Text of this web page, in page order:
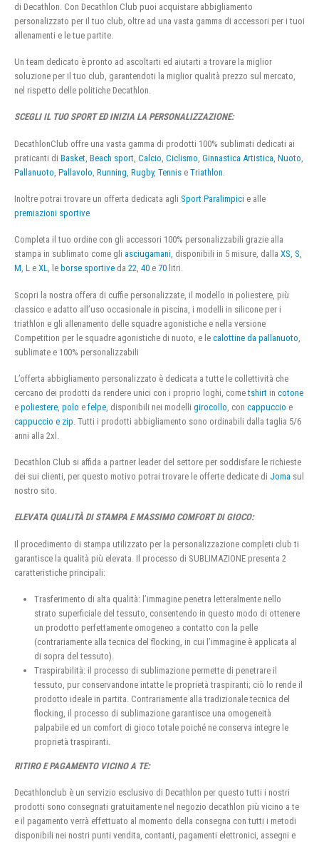
di Decathlon. Con Decathlon Club puoi acquistare abbigliamento
personalizzato per il tuo club, oltre ad una vasta gamma di accessori per i tuoi
allenamenti e le tue partite.
Un team dedicato è pronto ad ascoltarti ed aiutarti a trovare la miglior
soluzione per il tuo club, garantendoti la miglior qualità prezzo sul mercato,
nel rispetto delle politiche Decathlon.
SCEGLI IL TUO SPORT ED INIZIA LA PERSONALIZZAZIONE:
DecathlonClub offre una vasta gamma di prodotti 100% sublimati dedicati ai
praticanti di Basket Beach sport Calcio Ciclismo Ginnastica Artistica Nuoto
Pallanuoto Pallavolo Running Rugby, Tennis e Triathlon
Inoltre potrai trovare un offerta dedicata agli Sport Paralimpici e alle
premiazioni sportive
Completa il tuo ordine con gli accessori 100% personalizzabili grazie alla
stampa in sublimato come gli asciugamani, disponibili in 5 misure, dalla XS, S,
M, L e XL, le borse sportive da 22, 40 e 70 litri.
Scopri la nostra offera di cuffie personalizzate, il modello in poliestere, più
classico e adatto all’uso occasionale in piscina, i modelli in silicone per i
triathlon e gli allenamento delle squadre agonistiche e nella versione
Competition per le squadre agonistiche di nuoto, e le calottine da pallanuoto
sublimate e 100% personalizzabili
L’offerta abbigliamento personalizzato è dedicata a tutte le collettività che
cercano dei prodotti da rendere unici con i proprio loghi, cometshirt in cotone
e poliestere polo e felpe , disponibili nei modelli girocollo , con cappuccio e
cappuccio e zip . Tutti i prodotti abbigliamento sono ordinabili dalla taglia 5/6
anni alla 2xl.
Decathlon Club si affida a partner leader del settore per soddisfare le richieste
dei sui clienti, per questo motivo potrai trovare le offerte dedicate di Joma sul
nostro sito.
ELEVATA QUALITÀ DI STAMPA E MASSIMO COMFORT DI GIOCO:
Il procedimento di stampa utilizzato per la personalizzazione completi club ti
garantisce la qualità più elevata. Il processo di SUBLIMAZIONE presenta 2
caratteristiche principali:
Trasferimento di alta qualità: l’immagine penetra letteralmente nello
strato superficiale del tessuto, consentendo in questo modo di ottenere
un prodotto perfettamente omogeneo a contatto con la pelle
(contrariamente alla tecnica del flocking, in cui l’immagine è applicata al
di sopra del tessuto).
Traspirabilità: il processo di sublimazione permette di penetrare il
tessuto, pur conservandone intatte le proprietà traspiranti; ciò lo rende il
prodotto ideale in partita. Contrariamente alla tradizionale tecnica del
flocking, il processo di sublimazione garantisce una omogeneità
palpabile ed un comfort di gioco totale poiché ne conserva integre le
proprietà traspiranti.
RITIRO E PAGAMENTO VICINO A TE:
Decathlonclub è un servizio esclusivo di Decathlon per questo tutti i nostri
prodotti sono consegnati gratuitamente nel negozio decathlon più vicino a te
e il pagamento verrà effettuato al momento della consegna con tutti i metodi
disponibili nei nostri punti vendita, contanti, pagamenti elettronici, assegni e